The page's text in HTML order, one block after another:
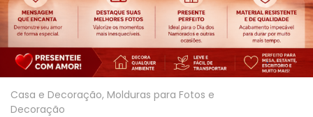
Casa e Decoração, Molduras para Fotos e
Decoração